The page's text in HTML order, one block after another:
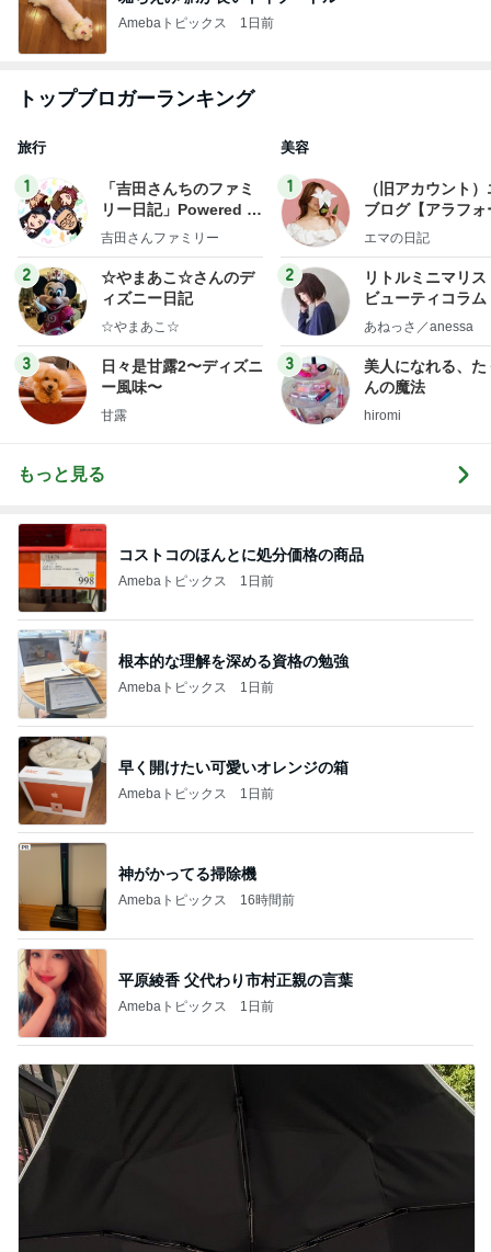
Amebaトピックス 1日前
トップブロガーランキング
旅行
1
「吉田さんちのファミ
リー日記」Powered b
y Ameba 吉田さんファ
ログ
吉田さんファミリー
2
☆やまあこ☆さんのデ
ィズニー日記
☆やまあこ☆
3
日々是甘露2〜ディズニ
ー風味〜
甘露
美容
1
（旧アカウント
ブログ【アラフォ
社売却セカンドラ
エマの日記
2
リトルミニマリス
ビューティコラ
little
あねっさ／anessa
3
美人になれる、た
んの魔法
hiromi
もっと見る
コストコのほんとに処分価格の商品
Amebaトピックス 1日前
根本的な理解を深める資格の勉強
Amebaトピックス 1日前
早く開けたい可愛いオレンジの箱
Amebaトピックス 1日前
神がかってる掃除機
Amebaトピックス 16時間前
平原綾香 父代わり市村正親の言葉
Amebaトピックス 1日前